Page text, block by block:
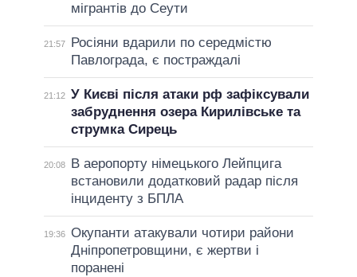
мігрантів до Сеути
21:57
Росіяни вдарили по середмістю
Павлограда, є постраждалі
21:12 У Києві після атаки рф зафіксували
забруднення озера Кирилівське та
струмка Сирець
20:08
В аеропорту німецького Лейпцига
встановили додатковий радар після
інциденту з БПЛА
19:36 Окупанти атакували чотири райони
Дніпропетровщини, є жертви і
поранені